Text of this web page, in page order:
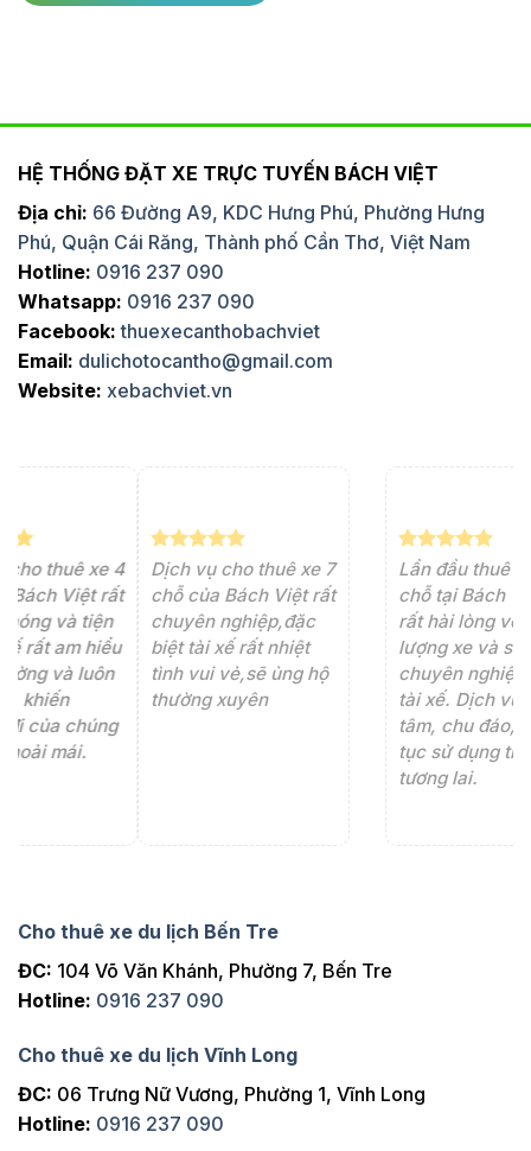
HỆ THỐNG ĐẶT XE TRỰC TUYẾN BÁCH VIỆT
Địa chỉ: 66 Đường A9, KDC Hưng Phú, Phường Hưng
Phú, Quận Cái Răng, Thành phố Cần Thơ, Việt Nam
Hotline: 0916 237 090
Whatsapp: 0916 237 090
Facebook: thuexecanthobachviet
Email: dulichotocantho@gmail.com
Website: xebachviet.vn
Dịch vụ cho thuê xe 7
chỗ của Bách Việt rất
chuyên nghiệp,đặc
biệt tài xế rất nhiệt
tình vui vẻ,sẽ ủng hộ
thường xuyên
Lần đầu thuê xe 16
chỗ tại Bách Việt, tôi
rất hài lòng với chất
lượng xe và sự
chuyên nghiệp của
tài xế. Dịch vụ tận
tâm, chu đáo, sẽ tiếp
tục sử dụng trong
tương lai.
4
Cho thuê xe du lịch Bến Tre
ĐC: 104 Võ Văn Khánh, Phường 7, Bến Tre
Hotline: 0916 237 090
Cho thuê xe du lịch Vĩnh Long
ĐC: 06 Trưng Nữ Vương, Phường 1, Vĩnh Long
Hotline: 0916 237 090